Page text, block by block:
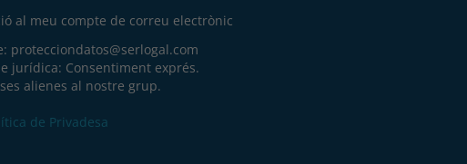
al meu compte de correu electrònic
protecciondatos@serlogal.com
jurídica: Consentiment exprés.
alienes al nostre grup.
de Privadesa